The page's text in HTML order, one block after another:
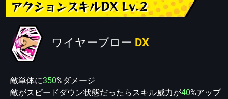
アクションスキルDX Lv.2
ワイヤーブロー DX
敵単体に350%ダメージ
敵がスピードダウン状態だったらスキル威力が40%アップ